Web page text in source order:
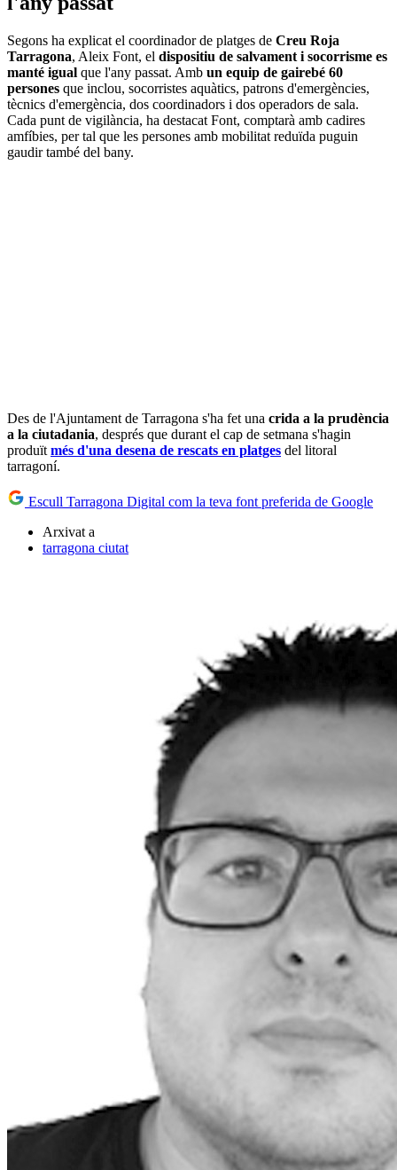
Segons ha explicat el coordinador de platges de Creu Roja
Tarragona, Aleix Font, el dispositiu de salvament i socorrisme es
manté igual que l'any passat. Amb un equip de gairebé 60
persones que inclou, socorristes aquàtics, patrons d'emergències,
tècnics d'emergència, dos coordinadors i dos operadors de sala.
Cada punt de vigilància, ha destacat Font, comptarà amb cadires
amfíbies, per tal que les persones amb mobilitat reduïda puguin
gaudir també del bany.
Des de l'Ajuntament de Tarragona s'ha fet una crida a la prudència
a la ciutadania, després que durant el cap de setmana s'hagin
produït més d'una desena de rescats en platges del litoral
tarragoní.
Escull Tarragona Digital com la teva font preferida de Google
Arxivat a
tarragona ciutat